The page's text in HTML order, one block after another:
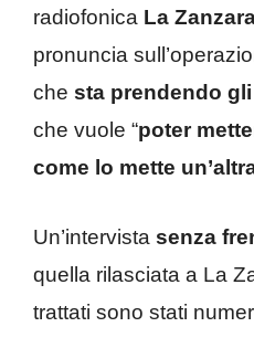
radiofonica La
pronuncia
che sta prendendo
che vuole “poter
come lo mette
Un’intervista senza
quella rilasciata a La
trattati sono stati